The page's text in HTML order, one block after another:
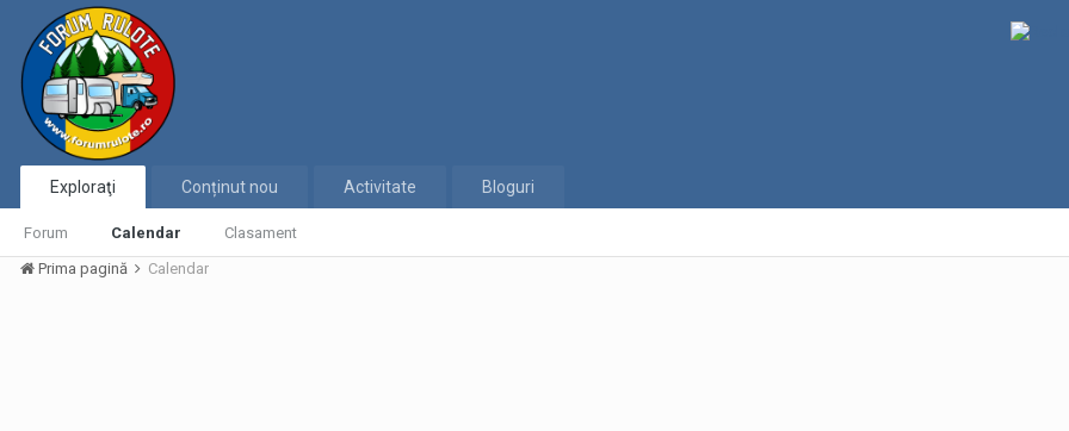
Exploraţi
Forum Calendar Clasament
Conținut nou Activitate Bloguri
Prima pagină Calendar